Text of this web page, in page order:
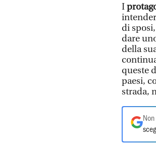
I
di
dare
della
queste
paesi,
strada,